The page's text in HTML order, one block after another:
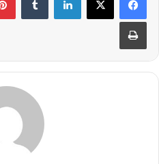
طباعة